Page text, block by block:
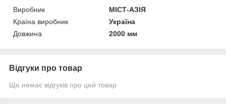
Виробник
МІСТ-АЗІЯ
Країна виробник
Україна
Довжина
2000 мм
Відгуки про товар
Ще немає відгуків про цей товар